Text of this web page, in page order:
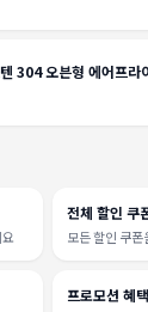
304 오븐형 에어프
전체 할인 쿠
모든 할인 쿠
프로모션 혜택